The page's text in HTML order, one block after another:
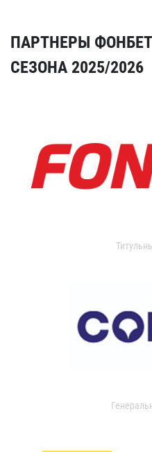
ПАРТНЕРЫ
СЕЗОНА 2025/2026